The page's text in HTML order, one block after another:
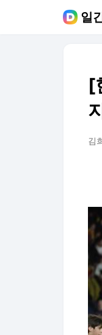
일
[
김